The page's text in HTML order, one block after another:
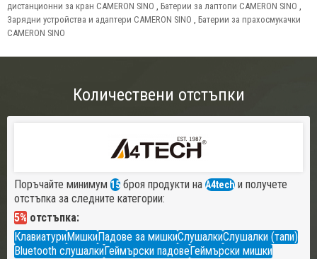
дистанционни за кран CAMERON SINO , Батерии за лаптопи CAMERON SINO ,
Зарядни устройства и адаптери CAMERON SINO , Батерии за прахосмукачки
CAMERON SINO
Количествени отстъпки
Поръчайте минимум 15 броя продукти на A4tech и получете
отстъпка за следните категории:
5% отстъпка:
КлавиатуриМишкиПадове за мишкиСлушалкиСлушалки (тапи)
Bluetooth слушалкиГеймърски падовеГеймърски мишки